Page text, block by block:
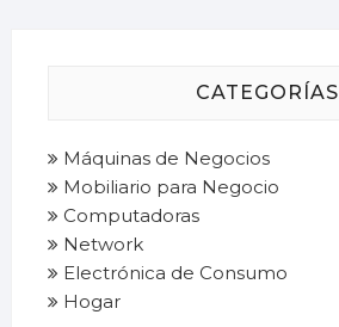
CATEGORÍAS
Máquinas de Negocios
Mobiliario para Negocio
Computadoras
Network
Electrónica de Consumo
Hogar